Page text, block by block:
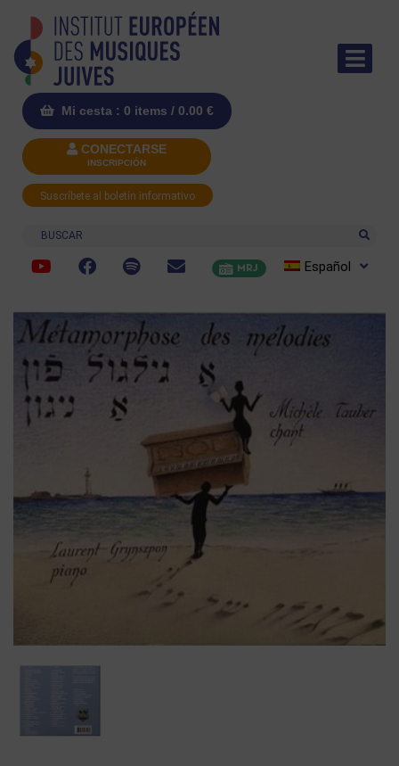
Mi cesta : 0 items / 0.00 €
CONECTARSE
INSCRIPCIÓN
Suscríbete al boletín informativo
Buscar
MRJ Español